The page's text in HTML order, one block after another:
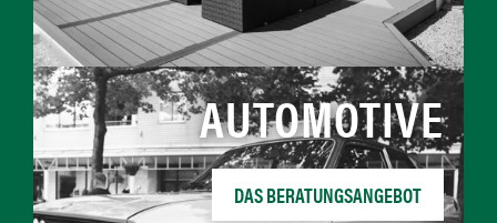
AUTOMOTIVE
DAS BERATUNGSANGEBOT